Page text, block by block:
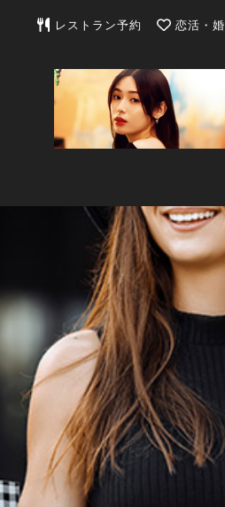
東京カレンダー | 最新のグルメ
レストラン予約 恋活・